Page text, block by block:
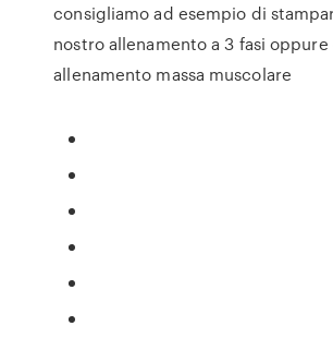
consigliamo ad esempio di
nostro allenamento a 3 fasi
allenamento massa muscolare